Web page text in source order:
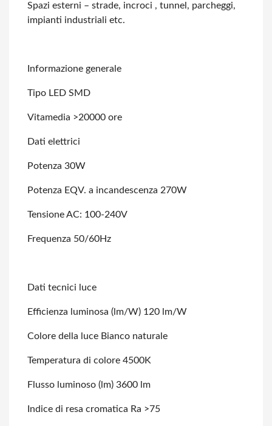
Spazi esterni – strade, incroci , tunnel, parcheggi,
impianti industriali etc.
Informazione generale
Tipo LED SMD
Vitamedia >20000 ore
Dati elettrici
Potenza 30W
Potenza EQV. a incandescenza 270W
Tensione AC: 100-240V
Frequenza 50/60Hz
Dati tecnici luce
Efficienza luminosa (lm/W) 120 lm/W
Colore della luce Bianco naturale
Temperatura di colore 4500K
Flusso luminoso (lm) 3600 lm
Indice di resa cromatica Ra >75